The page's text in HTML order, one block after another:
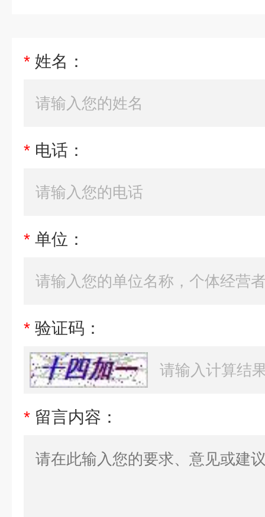
* 姓名：
* 电话：
* 单位：
* 验证码：
* 留言内容：